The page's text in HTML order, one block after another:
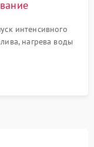
интенсивного
нагрева воды
шумов,
в поддоне.